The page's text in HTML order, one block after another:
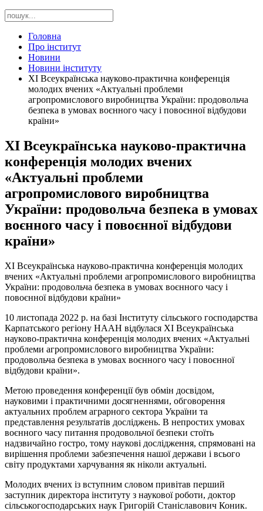
Головна
Про інститут
Новини
Новини інституту
ХІ Всеукраїнська науково-практична конференція
молодих вчених «Актуальні проблеми
агропромислового виробництва України: продовольча
безпека в умовах воєнного часу і повоєнної відбудови
країни»
ХІ Всеукраїнська науково-практична
конференція молодих вчених
«Актуальні проблеми
агропромислового виробництва
України: продовольча безпека в умовах
воєнного часу і повоєнної відбудови
країни»
ХІ Всеукраїнська науково-практична конференція молодих
вчених «Актуальні проблеми агропромислового виробництва
України: продовольча безпека в умовах воєнного часу і
повоєнної відбудови країни»
10 листопада 2022 р. на базі Інституту сільського господарства
Карпатського регіону НААН відбулася ХІ Всеукраїнська
науково-практична конференція молодих вчених «Актуальні
проблеми агропромислового виробництва України:
продовольча безпека в умовах воєнного часу і повоєнної
відбудови країни».
Метою проведення конференції був обмін досвідом,
науковими і практичними досягненнями, обговорення
актуальних проблем аграрного сектора України та
представлення результатів досліджень. В непростих умовах
воєнного часу питання продовольчої безпеки стоїть
надзвичайно гостро, тому наукові дослідження, спрямовані на
вирішення проблеми забезпечення нашої держави і всього
світу продуктами харчування як ніколи актуальні.
Молодих вчених із вступним словом привітав перший
заступник директора інституту з наукової роботи, доктор
сільськогосподарських наук Григорій Станіславович Коник.